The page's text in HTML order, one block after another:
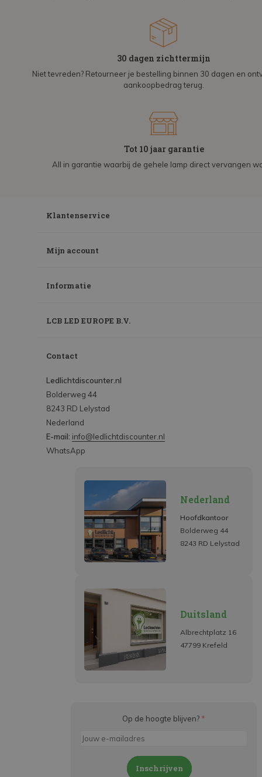
30 dagen zichttermijn
Niet tevreden? Retourneer je bestelling binnen 30 dagen en
aankoopbedrag terug.
Tot 10 jaar garantie
All in garantie waarbij de gehele lamp direct vervangen
Klantenservice
Mijn account
Informatie
LCB LED EUROPE B.V.
Contact
Ledlichtdiscounter.nl
Bolderweg 44
8243 RD Lelystad
Nederland
E-mail: info@ledlichtdiscounter.nl
WhatsApp
Nederland
Hoofdkantoor
Bolderweg 44
8243 RD Lelystad
Duitsland
Albrechtplatz 16
47799 Krefeld
Op de hoogte blijven? *
Inschrijven